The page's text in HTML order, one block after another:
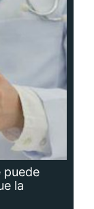
puede
la